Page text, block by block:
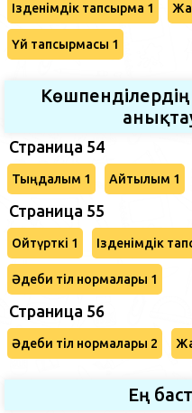
Ізденімдік тапсырма 1
Үй тапсырмасы 1
Страница 54
Тыңдалым 1 Айтылым 1
Страница 55
Ойтүрткі 1 Ізденімдік
Әдеби тіл нормалары 1
Страница 56
Әдеби тіл нормалары 2
Ең